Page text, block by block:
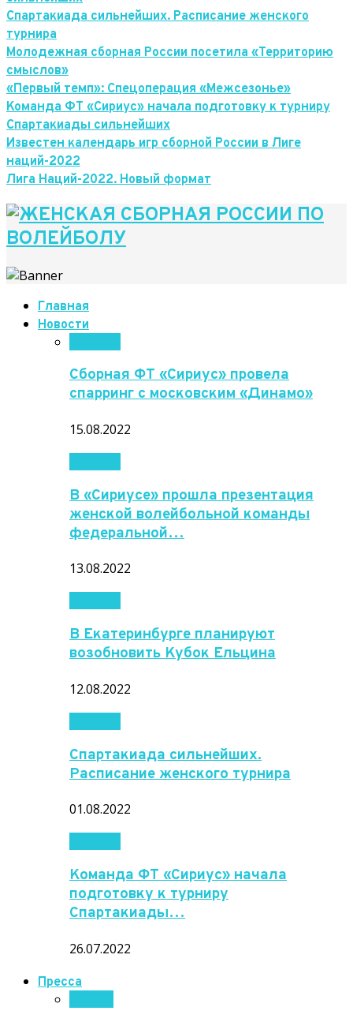
Спартакиада сильнейших. Расписание женского
турнира
Молодежная сборная России посетила «Территорию
смыслов»
«Первый темп»: Спецоперация «Межсезонье»
Команда ФТ «Сириус» начала подготовку к турниру
Спартакиады сильнейших
Известен календарь игр сборной России в Лиге
наций-2022
Лига Наций-2022. Новый формат
Главная
Новости
Сборная ФТ «Сириус» провела
спарринг с московским «Динамо»
15.08.2022
В «Сириусе» прошла презентация
женской волейбольной команды
федеральной…
13.08.2022
В Екатеринбурге планируют
возобновить Кубок Ельцина
12.08.2022
Спартакиада сильнейших.
Расписание женского турнира
01.08.2022
Команда ФТ «Сириус» начала
подготовку к турниру
Спартакиады…
26.07.2022
Пресса